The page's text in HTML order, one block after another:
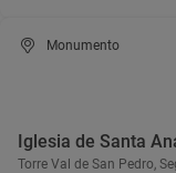
Monumento
Iglesia de Santa
Torre Val de San Pedro,